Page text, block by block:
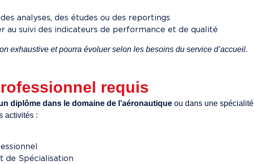
analyses, des études ou des reportings
au suivi des indicateurs de performance et de qualité
exhaustive et pourra évoluer selon les besoins du service d’accueil.
requis
diplôme dans le domaine de l’aéronautique ou dans une spécialité
activités :
Professionnel
de Spécialisation